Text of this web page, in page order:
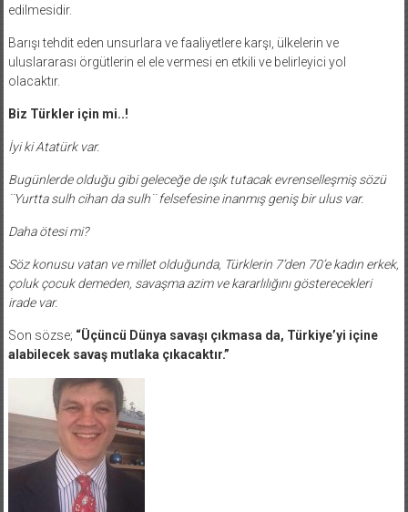
edilmesidir.
Barışı tehdit eden unsurlara ve faaliyetlere karşı, ülkelerin ve
uluslararası örgütlerin el ele vermesi en etkili ve belirleyici yol
olacaktır.
Biz Türkler için mi..!
İyi ki Atatürk var.
Bugünlerde olduğu gibi geleceğe de ışık tutacak evrenselleşmiş sözü
¨Yurtta sulh cihan da sulh¨ felsefesine inanmış geniş bir ulus var.
Daha ötesi mi?
Söz konusu vatan ve millet olduğunda, Türklerin 7’den 70’e kadın erkek,
çoluk çocuk demeden, savaşma azim ve kararlılığını gösterecekleri
irade var.
Son sözse; “Üçüncü Dünya savaşı çıkmasa da, Türkiye’yi içine
alabilecek savaş mutlaka çıkacaktır.”